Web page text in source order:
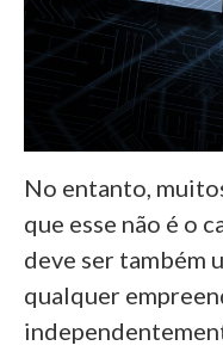
No entanto,
que esse não é o
deve ser também
qualquer